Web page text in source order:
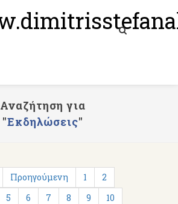
Αναζήτηση για
"Εκδηλώσεις"
Προηγούμενη 1
2
5 6 7 8 9
10